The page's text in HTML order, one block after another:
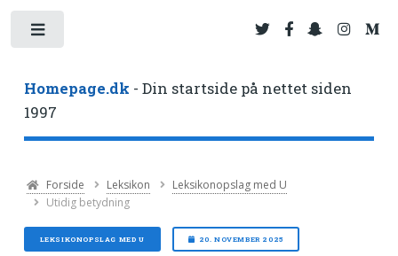
Homepage.dk - Din startside på nettet siden
1997
Forside Leksikon
Leksikonopslag med U
Utidig betydning
LEKSIKONOPSLAG MED U 20. NOVEMBER 2025